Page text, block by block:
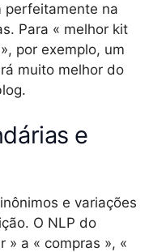
perfeitamente na
Para « melhor kit
por exemplo, um
muito melhor do
e
e variações
O NLP do
» a « compras », «